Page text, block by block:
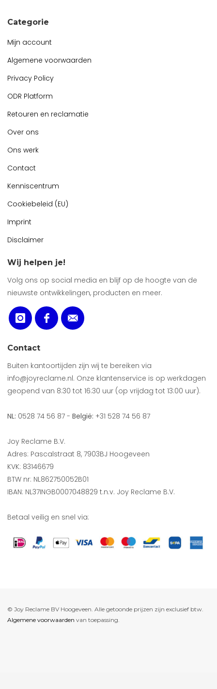
Categorie
Mijn account
Algemene voorwaarden
Privacy Policy
ODR Platform
Retouren en reclamatie
Over ons
Ons werk
Contact
Kenniscentrum
Cookiebeleid (EU)
Imprint
Disclaimer
Wij helpen je!
Volg ons op social media en blijf op de hoogte van de
nieuwste ontwikkelingen, producten en meer.
Contact
Buiten kantoortijden zijn wij te bereiken via
info@joyreclame.nl. Onze klantenservice is op werkdagen
geopend van 8:30 tot 16:30 uur (op vrijdag tot 13:00 uur).
NL: 0528 74 56 87 - België: +31 528 74 56 87
Joy Reclame B.V.
Adres: Pascalstraat 8, 7903BJ Hoogeveen
KVK: 83146679
BTW nr: NL862750052B01
IBAN: NL37INGB0007048829 t.n.v. Joy Reclame B.V.
Betaal veilig en snel via:
© Joy Reclame BV Hoogeveen. Alle getoonde prijzen zijn exclusief btw.
Algemene voorwaarden van toepassing.